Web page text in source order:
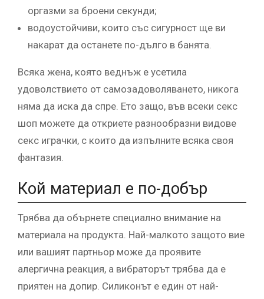
оргазми за броени секунди;
водоустойчиви, които със сигурност ще ви
накарат да останете по-дълго в банята.
Всяка жена, която веднъж е усетила
удоволствието от самозадоволяването, никога
няма да иска да спре. Ето защо, във всеки секс
шоп можете да откриете разнообразни видове
секс играчки, с които да изпълните всяка своя
фантазия.
Кой материал е по-добър
Трябва да обърнете специално внимание на
материала на продукта. Най-малкото защото вие
или вашият партньор може да проявите
алергична реакция, а вибраторът трябва да е
приятен на допир. Силиконът е един от най-